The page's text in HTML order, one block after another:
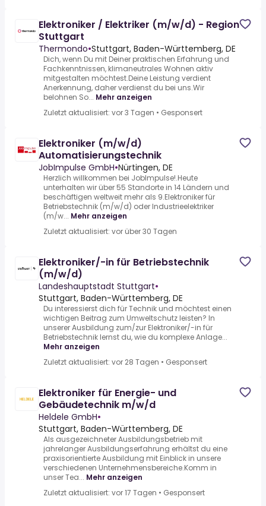
Elektroniker / Elektriker (m/w/d) - Region
Stuttgart
Thermondo•Stuttgart, Baden-Württemberg, DE
Dich, wenn Du mit Deiner praktischen Erfahrung und
Fachkenntnissen, klimaneutrales Wohnen aktiv
mitgestalten möchtest.Deine Leistung verdient
Anerkennung, daher verdienst du bei uns.Wir
belohnen So... Mehr anzeigen
Zuletzt aktualisiert: vor 3 Tagen • Gesponsert
Elektroniker (m/w/d)
Automatisierungstechnik
JobImpulse GmbH•Nürtingen, DE
Herzlich willkommen bei JobImpulse!.Heute
unterhalten wir über 55 Standorte in 14 Ländern und
beschäftigen weltweit mehr als 9.Elektroniker für
Betriebstechnik (m/w/d) oder Industrieelektriker
(m/w... Mehr anzeigen
Zuletzt aktualisiert: vor über 30 Tagen
Elektroniker/-in für Betriebstechnik
(m/w/d)
Landeshauptstadt Stuttgart•
Stuttgart, Baden-Württemberg, DE
Du interessierst dich für Technik und möchtest einen
wichtigen Beitrag zum Umweltschutz leisten? In
unserer Ausbildung zum/zur Elektroniker/-in für
Betriebstechnik lernst du, wie du komplexe Anlage...
Mehr anzeigen
Zuletzt aktualisiert: vor 28 Tagen • Gesponsert
Elektroniker für Energie- und
Gebäudetechnik m/w/d
Heldele GmbH•
Stuttgart, Baden-Württemberg, DE
Als ausgezeichneter Ausbildungsbetrieb mit
jahrelanger Ausbildungserfahrung erhältst du eine
praxisorientierte Ausbildung mit Einblick in unsere
verschiedenen Unternehmensbereiche.Komm in
unser Tea... Mehr anzeigen
Zuletzt aktualisiert: vor 17 Tagen • Gesponsert